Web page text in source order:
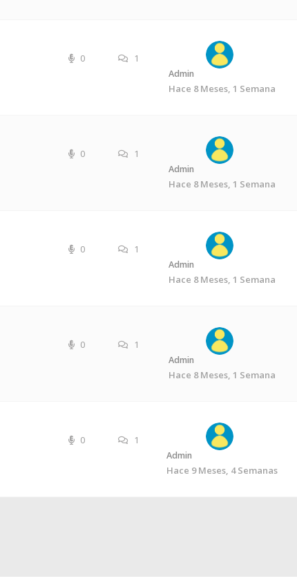
0 1
Admin
Hace 8 Meses, 1 Semana
0 1
Admin
Hace 8 Meses, 1 Semana
0 1
Admin
Hace 8 Meses, 1 Semana
0 1
Admin
Hace 8 Meses, 1 Semana
0 1
Admin
Hace 9 Meses, 4 Semanas